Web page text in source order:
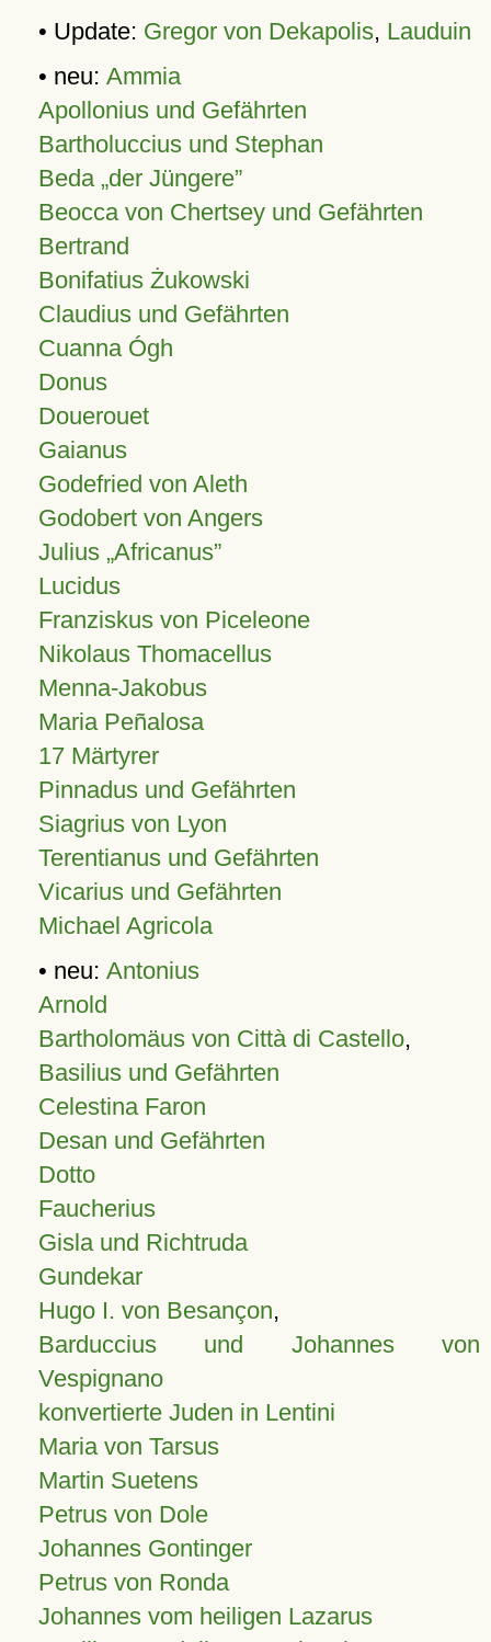
• Update: Gregor von Dekapolis, Lauduin
• neu: Ammia
Apollonius und Gefährten
Bartholuccius und Stephan
Beda „der Jüngere”
Beocca von Chertsey und Gefährten
Bertrand
Bonifatius Żukowski
Claudius und Gefährten
Cuanna Ógh
Donus
Douerouet
Gaianus
Godefried von Aleth
Godobert von Angers
Julius Africanus
Lucidus
Franziskus von Piceleone
Nikolaus Thomacellus
Menna-Jakobus
Maria Peñalosa
17 Märtyrer
Pinnadus und Gefährten
Siagrius von Lyon
Terentianus und Gefährten
Vicarius und Gefährten
Michael Agricola
• neu: Antonius
Arnold
Bartholomäus von Città di Castello,
Basilius und Gefährten
Celestina Faron
Desan und Gefährten
Dotto
Faucherius
Gisla und Richtruda
Gundekar
Hugo I. von Besançon,
Barduccius und Johannes von
Vespignano
konvertierte Juden in Lentini
Maria von Tarsus
Martin Suetens
Petrus von Dole
Johannes Gontinger
Petrus von Ronda
Johannes vom heiligen Lazarus